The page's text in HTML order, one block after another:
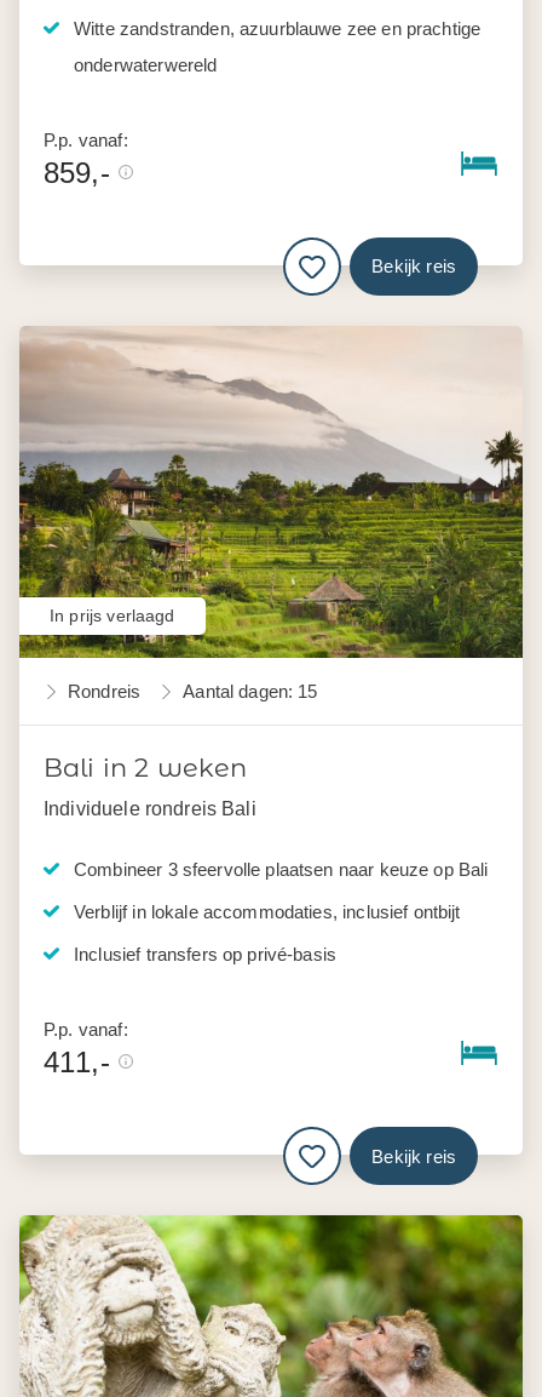
Witte zandstranden, azuurblauwe zee en prachtige
onderwaterwereld
P.p. vanaf:
859,-
Bekijk reis
Rondreis Aantal dagen: 15
Bali in 2 weken
Individuele rondreis Bali
Combineer 3 sfeervolle plaatsen naar keuze op Bali
Verblijf in lokale accommodaties, inclusief ontbijt
Inclusief transfers op privé-basis
In prijs verlaagd
P.p. vanaf:
411,-
Bekijk reis